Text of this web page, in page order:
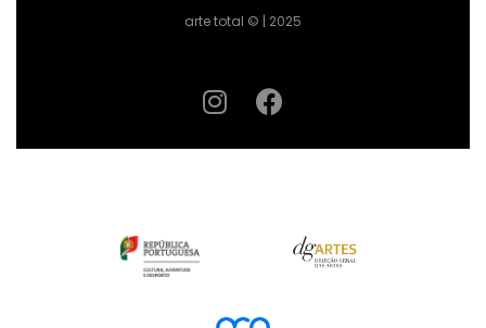
arte total © | 2025